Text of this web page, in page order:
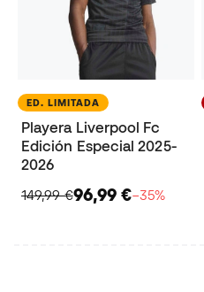
ED. LIMITADA
Playera Liverpool Fc
Edición Especial 2025-
2026
149,99 €96,99 €−35%